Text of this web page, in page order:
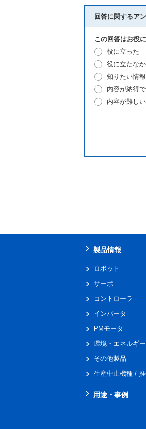
回答に関するア
この回答はお役
役に立った
役に立たな
知りたい情
内容が納得
内容が難しい
製品情報
ロボット
サーボ
コントローラ
インバータ
PMモータ
環境・エネルギ
その他製品
生産中止機種 /
用途・事例